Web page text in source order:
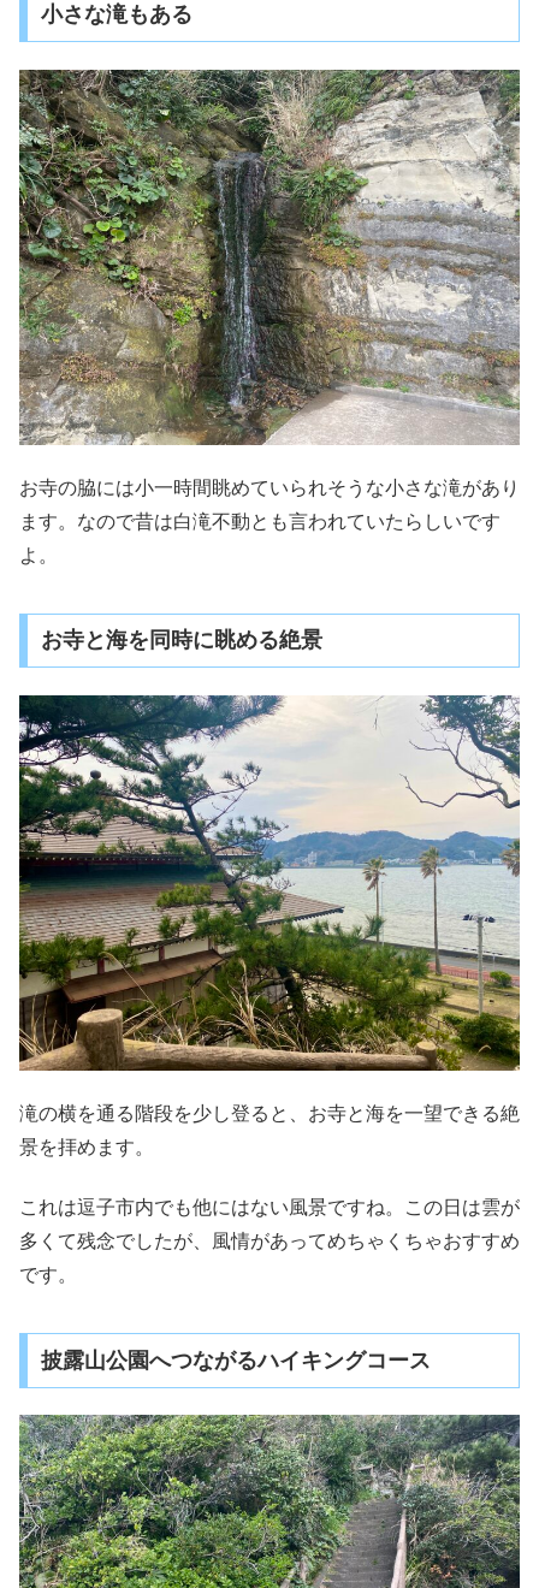
小さな滝もある
お寺の脇には小一時間眺めていられそうな小さな滝があり
ます。なので昔は白滝不動とも言われていたらしいです
よ。
お寺と海を同時に眺める絶景
滝の横を通る階段を少し登ると、お寺と海を一望できる絶
景を拝めます。
これは逗子市内でも他にはない風景ですね。この日は雲が
多くて残念でしたが、風情があってめちゃくちゃおすすめ
です。
披露山公園へつながるハイキングコース